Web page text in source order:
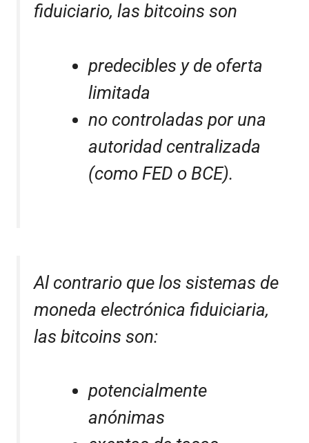
fiduiciario, las bitcoins son
predecibles y de oferta
limitada
no controladas por una
autoridad centralizada
(como FED o BCE).
Al contrario que los sistemas de
moneda electrónica fiduiciaria,
las bitcoins son:
potencialmente
anónimas